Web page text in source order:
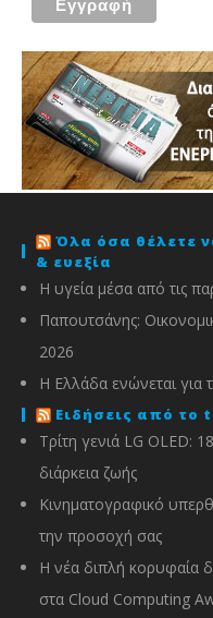
Όλα όσα θέλετε
& ευεξία
Η υγεία μέσα από τις
Παπουτσάνης:
2026
Η Ελλάδα ενώνεται για
Ειδήσεις από το
Τρίτη γενιά LG OLED:
διάρκεια ζωής
Κινηματογραφικό
την προσοχή σας
Η νέα διπλή κορυφαία
στα Cloud Computing